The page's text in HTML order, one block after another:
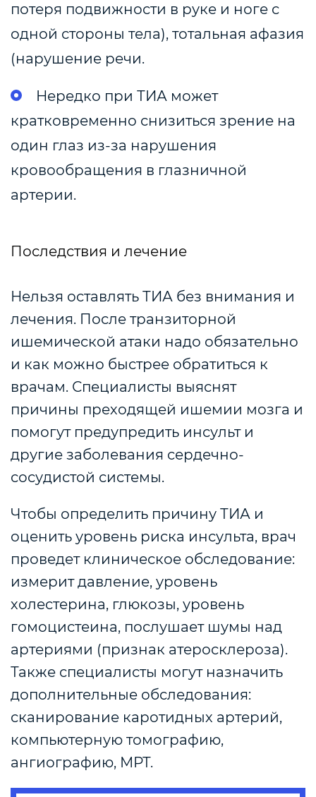
потеря подвижности в руке и ноге с
одной стороны тела), тотальная афазия
(нарушение речи.
Нередко при ТИА может
кратковременно снизиться зрение на
один глаз из-за нарушения
кровообращения в глазничной
артерии.
Последствия и лечение
Нельзя оставлять ТИА без внимания и
лечения. После транзиторной
ишемической атаки надо обязательно
и как можно быстрее обратиться к
врачам. Специалисты выяснят
причины преходящей ишемии мозга и
помогут предупредить инсульт и
другие заболевания сердечно-
сосудистой системы.
Чтобы определить причину ТИА и
оценить уровень риска инсульта, врач
проведет клиническое обследование:
измерит давление, уровень
холестерина, глюкозы, уровень
гомоцистеина, послушает шумы над
артериями (признак атеросклероза).
Также специалисты могут назначить
дополнительные обследования:
сканирование каротидных артерий,
компьютерную томографию,
ангиографию, МРТ.